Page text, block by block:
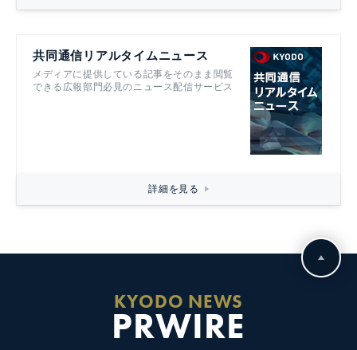
共同通信リアルタイムニュース
メディアに提供している記事をそのまま閲覧
できる広報部門必見のニュース配信サービス
詳細を見る
KYODO NEWS
PRWIRE